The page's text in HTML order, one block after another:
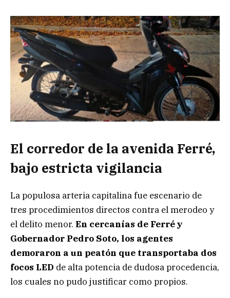
El corredor de la avenida Ferré,
bajo estricta vigilancia
La populosa arteria capitalina fue escenario de
tres procedimientos directos contra el merodeo y
el delito menor. En cercanías de Ferré y
Gobernador Pedro Soto, los agentes
demoraron a un peatón que transportaba dos
focos LED de alta potencia de dudosa procedencia,
los cuales no pudo justificar como propios.